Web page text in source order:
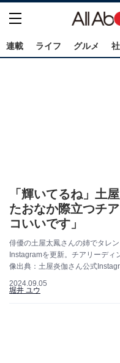
連載 ライフ グルメ
「輝いてるね」土
たおなか際立つチ
コいいです」
俳優の土屋太鳳さんの姉でタレ
Instagramを更新。チアリーデ
像出典：土屋炎伽さん公式
2024.09.05
堀井 ユウ